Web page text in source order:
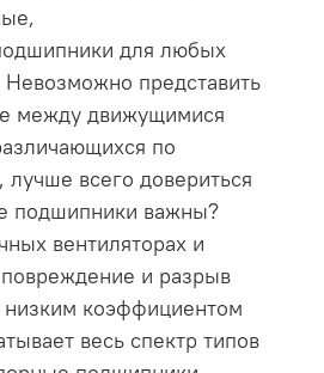
для любых
представить
между движущимися
по
всего довериться
подшипники важны?
вентиляторах и
и разрыв
низким коэффициентом
весь спектр типов